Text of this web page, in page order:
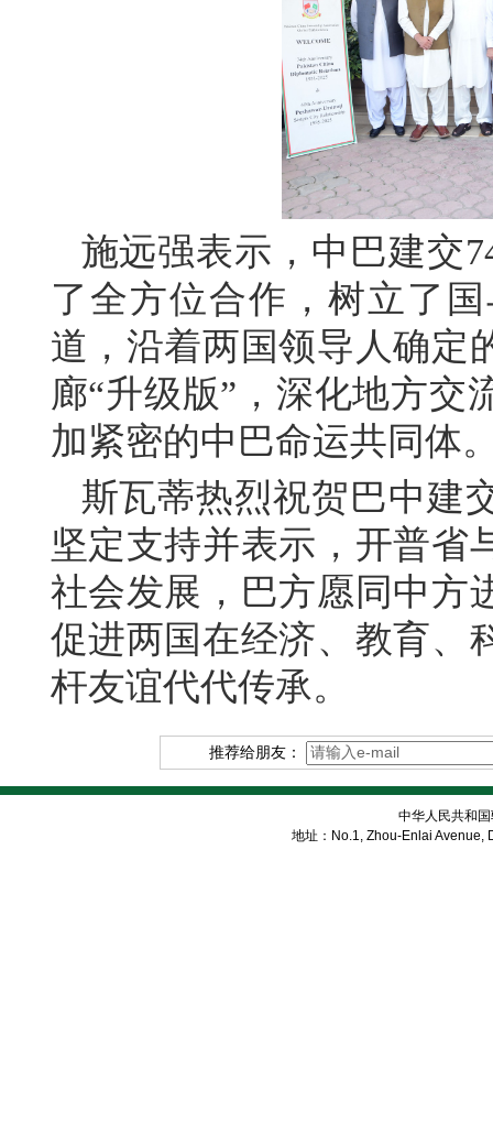
施远强表示，中巴建交
了全方位合作，树立了
道，沿着两国领导人确定
廊“升级版”，深化地方交
加紧密的中巴命运共同体
斯瓦蒂热烈祝贺巴中建
坚定支持并表示，开普省
社会发展，巴方愿同中方
促进两国在经济、教育、
杆友谊代代传承。
推荐给朋友：
中华人民共和
地址：No.1, Zhou-Enlai Avenue,